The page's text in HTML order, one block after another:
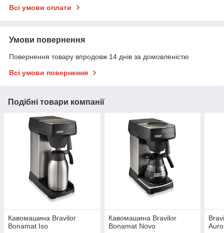
Всі умови оплати
Умови повернення
Повернення товару впродовж 14 днів за домовленістю
Всі умови повернення
Подібні товари компанії
Кавомашина Bravilor
Bonamat Iso
Кавомашина Bravilor
Bonamat Novo